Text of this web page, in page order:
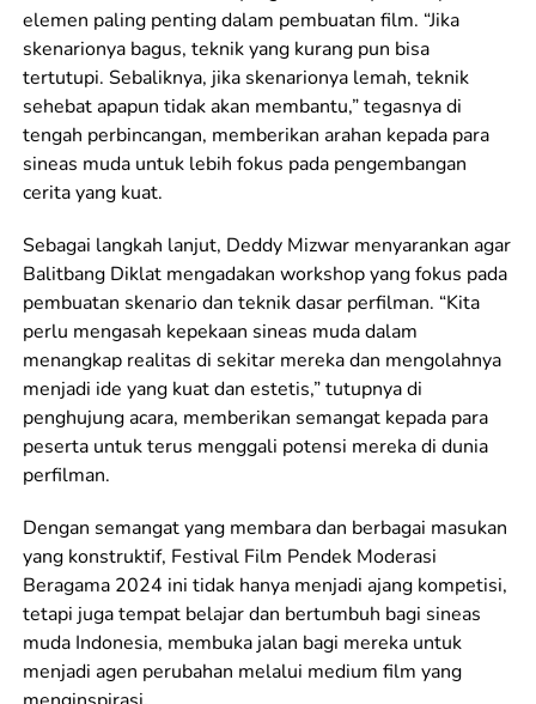
elemen paling penting dalam pembuatan film. “Jika
skenarionya bagus, teknik yang kurang pun bisa
tertutupi. Sebaliknya, jika skenarionya lemah, teknik
sehebat apapun tidak akan membantu,” tegasnya di
tengah perbincangan, memberikan arahan kepada para
sineas muda untuk lebih fokus pada pengembangan
cerita yang kuat.
Sebagai langkah lanjut, Deddy Mizwar menyarankan agar
Balitbang Diklat mengadakan workshop yang fokus pada
pembuatan skenario dan teknik dasar perfilman. “Kita
perlu mengasah kepekaan sineas muda dalam
menangkap realitas di sekitar mereka dan mengolahnya
menjadi ide yang kuat dan estetis,” tutupnya di
penghujung acara, memberikan semangat kepada para
peserta untuk terus menggali potensi mereka di dunia
perfilman.
Dengan semangat yang membara dan berbagai masukan
yang konstruktif, Festival Film Pendek Moderasi
Beragama 2024 ini tidak hanya menjadi ajang kompetisi,
tetapi juga tempat belajar dan bertumbuh bagi sineas
muda Indonesia, membuka jalan bagi mereka untuk
menjadi agen perubahan melalui medium film yang